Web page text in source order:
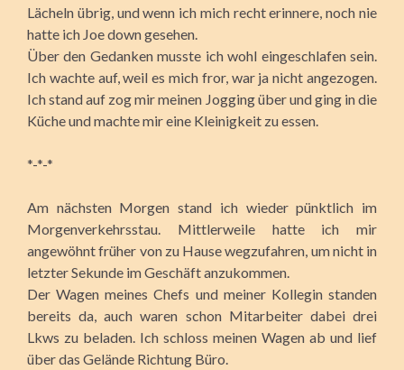
Lächeln übrig, und wenn ich mich recht erinnere, noch nie
hatte ich Joe down gesehen.
Über den Gedanken musste ich wohl eingeschlafen sein.
Ich wachte auf, weil es mich fror, war ja nicht angezogen.
Ich stand auf zog mir meinen Jogging über und ging in die
Küche und machte mir eine Kleinigkeit zu essen.
*-*-*
Am nächsten Morgen stand ich wieder pünktlich im
Morgenverkehrsstau. Mittlerweile hatte ich mir
angewöhnt früher von zu Hause wegzufahren, um nicht in
letzter Sekunde im Geschäft anzukommen.
Der Wagen meines Chefs und meiner Kollegin standen
bereits da, auch waren schon Mitarbeiter dabei drei
Lkws zu beladen. Ich schloss meinen Wagen ab und lief
über das Gelände Richtung Büro.